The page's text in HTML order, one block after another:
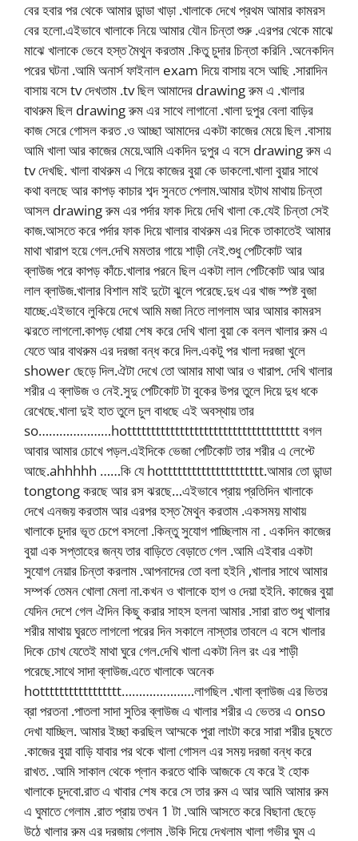
বের হবার পর থেকে আমার ডান্ডা খাড়া .খালাকে দেখে প্রথম আমার কামরস
বের হলো.এইভাবে খালাকে নিয়ে আমার যৌন চিন্তা শুরু .এরপর থেকে মাঝে
মাঝে খালাকে ভেবে হস্ত মৈথুন করতাম .কিতু চুদার চিন্তা করিনি .অনেকদিন
পরের ঘটনা .আমি অনার্স ফাইনাল exam দিয়ে বাসায় বসে আছি .সারাদিন
বাসায় বসে tv দেখতাম .tv ছিল আমাদের drawing রুম এ .খালার
বাথরুম ছিল drawing রুম এর সাথে লাগানো .খালা দুপুর বেলা বাড়ির
কাজ সেরে গোসল করত .ও আচ্ছা আমাদের একটা কাজের মেয়ে ছিল .বাসায়
আমি খালা আর কাজের মেয়ে.আমি একদিন দুপুর এ বসে drawing রুম এ
tv দেখছি. খালা বাথরুম এ গিয়ে কাজের বুয়া কে ডাকলো.খালা বুয়ার সাথে
কথা বলছে আর কাপড় কাচার শব্দ সুনতে পেলাম.আমার হটাথ মাথায় চিন্তা
আসল drawing রুম এর পর্দার ফাক দিয়ে দেখি খালা কে.যেই চিন্তা সেই
কাজ.আসতে করে পর্দার ফাক দিয়ে খালার বাথরুম এর দিকে তাকাতেই আমার
মাথা খারাপ হয়ে গেল.দেখি মমতার গায়ে শাড়ী নেই.শুধু পেটিকোট আর
ব্লাউজ পরে কাপড় কাঁচে.খালার পরনে ছিল একটা লাল পেটিকোট আর আর
লাল ব্লাউজ.খালার বিশাল মাই দুটো ঝুলে পরেছে.দুধ এর খাজ স্পষ্ট বুজা
যাচ্ছে.এইভাবে লুকিয়ে দেখে আমি মজা নিতে লাগলাম আর আমার কামরস
ঝরতে লাগলো.কাপড় ধোয়া শেষ করে দেখি খালা বুয়া কে বলল খালার রুম এ
যেতে আর বাথরুম এর দরজা বন্ধ করে দিল.একটু পর খালা দরজা খুলে
shower ছেড়ে দিল.ঐটা দেখে তো আমার মাথা আর ও খারাপ. দেখি খালার
শরীর এ ব্লাউজ ও নেই.সুদু পেটিকোট টা বুকের উপর তুলে দিয়ে দুধ ধকে
রেখেছে.খালা দুই হাত তুলে চুল বাধছে এই অবস্থায় তার
so…………………hotttttttttttttttttttttttttttttttttttt বগল
আবার আমার চোখে পড়ল.এইদিকে ভেজা পেটিকোট তার শরীর এ লেপ্টে
আছে.ahhhhh ……কি যে hottttttttttttttttttttt.আমার তো ডান্ডা
tongtong করছে আর রস ঝরছে…এইভাবে প্রায় প্রতিদিন খালাকে
দেখে এনজয় করতাম আর এরপর হস্ত মৈথুন করতাম .একসময় মাথায়
খালাকে চুদার ভূত চেপে বসলো .কিন্তু সুযোগ পাচ্ছিলাম না . একদিন কাজের
বুয়া এক সপ্তাহের জন্য তার বাড়িতে বেড়াতে গেল .আমি এইবার একটা
সুযোগ নেয়ার চিন্তা করলাম .আপনাদের তো বলা হইনি ,খালার সাথে আমার
সম্পর্ক তেমন খোলা মেলা না.কখন ও খালাকে হাগ ও দেয়া হইনি. কাজের বুয়া
যেদিন দেশে গেল ঐদিন কিছু করার সাহস হলনা আমার .সারা রাত শুধু খালার
শরীর মাথায় ঘুরতে লাগলো পরের দিন সকালে নাস্তার তাবলে এ বসে খালার
দিকে চোখ যেতেই মাথা ঘুরে গেল.দেখি খালা একটা নিল রং এর শাড়ী
পরেছে.সাথে সাদা ব্লাউজ.এতে খালাকে অনেক
hottttttttttttttttt…………………লাগছিল .খালা ব্লাউজ এর ভিতর
ব্রা পরতনা .পাতলা সাদা সুতির ব্লাউজ এ খালার শরীর এ ভেতর এ onso
দেখা যাচ্ছিল. আমার ইচ্ছা করছিল আম্মকে পুরা লাংটা করে সারা শরীর চুষতে
.কাজের বুয়া বাড়ি যাবার পর থকে খালা গোসল এর সময় দরজা বন্ধ করে
রাখত. .আমি সাকাল থেকে প্লান করতে থাকি আজকে যে করে ই হোক
খালাকে চুদবো.রাত এ খাবার শেষ করে সে তার রুম এ আর আমি আমার রুম
এ ঘুমাতে গেলাম .রাত প্রায় তখন 1 টা .আমি আসতে করে বিছানা ছেড়ে
উঠে খালার রুম এর দরজায় গেলাম .উকি দিয়ে দেখলাম খালা গভীর ঘুম এ